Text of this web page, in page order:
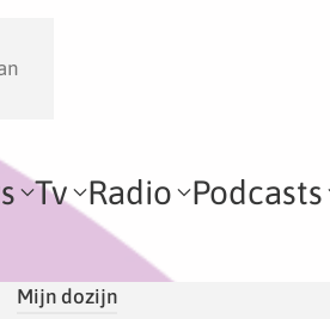
Tv Radio Podcasts
Mijn dozijn